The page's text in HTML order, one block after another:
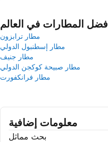
أفضل المطارات في العالم
مطار ترابزون
مطار إسطنبول الدولي
مطار جنيف
مطار صبيحة كوكجن الدولي
مطار فرانكفورت
معلومات إضافية
بحث مماثل